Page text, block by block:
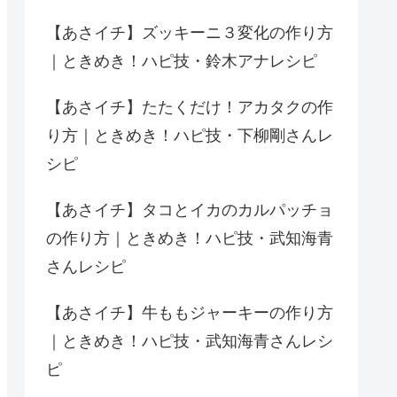
【あさイチ】ズッキーニ３変化の作り方
｜ときめき！ハピ技・鈴木アナレシピ
【あさイチ】たたくだけ！アカタクの作
り方｜ときめき！ハピ技・下柳剛さんレ
シピ
【あさイチ】タコとイカのカルパッチョ
の作り方｜ときめき！ハピ技・武知海青
さんレシピ
【あさイチ】牛ももジャーキーの作り方
｜ときめき！ハピ技・武知海青さんレシ
ピ